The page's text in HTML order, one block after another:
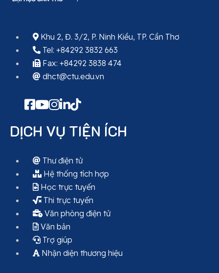
Khu 2, Đ. 3/2, P. Ninh Kiều, TP. Cần Thơ
Tel: +84292 3832 663
Fax: +84292 3838 474
dhct@ctu.edu.vn
DỊCH VỤ TIỆN ÍCH
Thư điện tử
Hệ thống tích hợp
Học trực tuyến
Thi trực tuyến
Văn phòng điện tử
Văn bản
Trợ giúp
Nhận diện thương hiệu